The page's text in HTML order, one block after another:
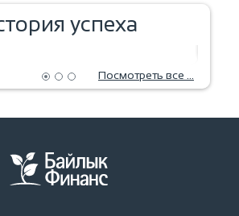
успеха
— УРОЖАЙ БУДУЩЕГО
Посмотреть все ...